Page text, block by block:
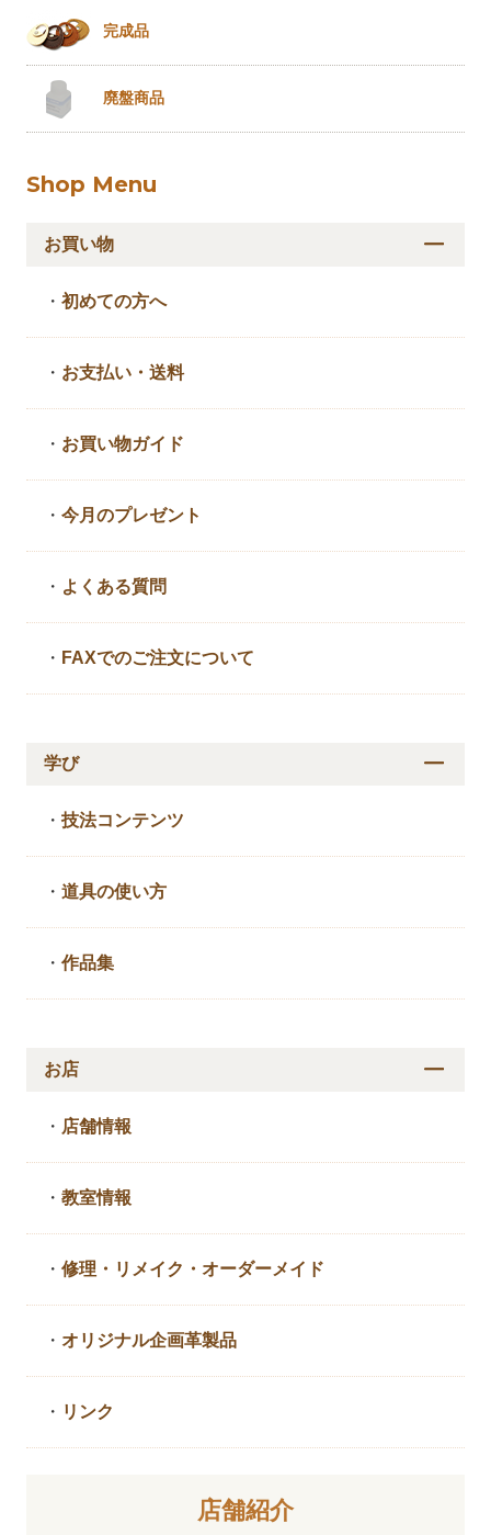
完成品
廃盤商品
Shop Menu
お買い物
・初めての方へ
・ お支払い・送料
・ お買い物ガイド
・今月のプレゼント
・ よくある質問
・ FAXでのご注文について
学び
・技法コンテンツ
・道具の使い方
・作品集
お店
・ 店舗情報
・教室情報
・修理・リメイク・ オーダーメイド
・ オリジナル企画革製品
・ リンク
店舗紹介